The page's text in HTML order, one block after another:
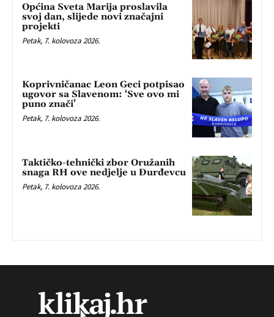
Općina Sveta Marija proslavila
svoj dan, slijede novi značajni
projekti
Petak, 7. kolovoza 2026.
Koprivničanac Leon Geci potpisao
ugovor sa Slavenom: ‘Sve ovo mi
puno znači’
Petak, 7. kolovoza 2026.
Taktičko-tehnički zbor Oružanih
snaga RH ove nedjelje u Đurđevcu
Petak, 7. kolovoza 2026.